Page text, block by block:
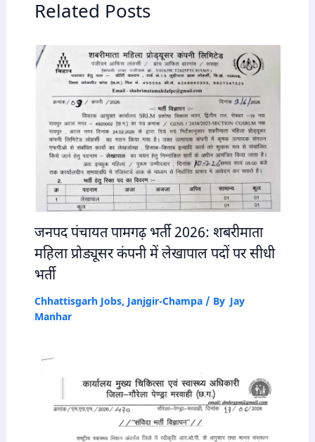
Related Posts
जनपद पंचायत पामगढ़ भर्ती 2026: शबरीमाता
महिला प्रोड्यूसर कंपनी में लेखापाल पदों पर सीधी
भर्ती
Chhattisgarh Jobs, Janjgir-Champa/ By Jay
Manhar